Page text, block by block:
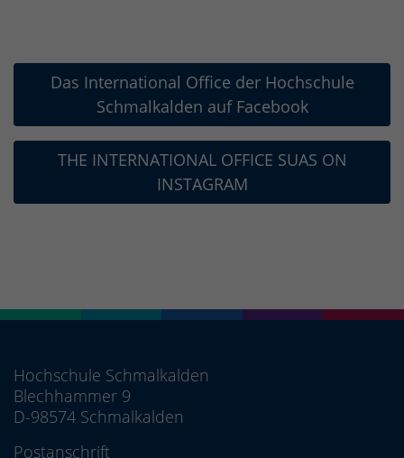
Das International Office der Hochschule
Schmalkalden auf Facebook
THE INTERNATIONAL OFFICE SUAS ON
INSTAGRAM
Hochschule Schmalkalden
Blechhammer 9
D-98574 Schmalkalden
Postanschrift